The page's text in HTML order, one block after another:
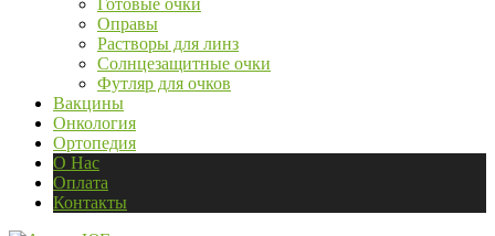
Готовые очки
Оправы
Растворы для линз
Солнцезащитные очки
Футляр для очков
Вакцины
Онкология
Ортопедия
О Нас
Оплата
Контакты